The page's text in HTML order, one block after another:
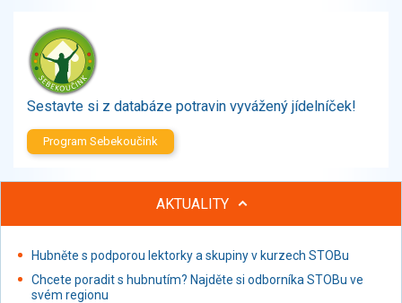
Ořechy, semena
Zelenina
Brambory, luštěniny, houby
Sladkosti, slané výrobky
Ochucovadla, přísady, sladidla
Proteinové výrobky, doplňky stravy
Nápoje alkoholické
Restaurace, jídelny, hotová jídla
Sestavte si z databáze potravin vyvážený jídelníček!
Program Sebekoučink
AKTUALITY
Hubněte s podporou lektorky a skupiny v kurzech STOBu
Chcete poradit s hubnutím? Najděte si odborníka STOBu ve
svém regionu